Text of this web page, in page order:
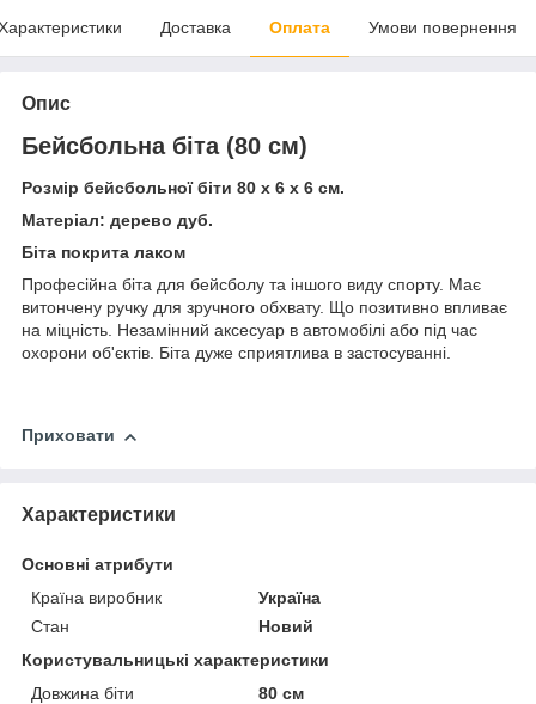
Доставка Оплата Умови повернення
Опис
Бейсбольна біта (80 см)
Розмір бейсбольної біти 80 х 6 х 6 см.
Матеріал: дерево дуб.
Біта покрита лаком
Професійна біта для бейсболу та іншого виду спорту. Має
витончену ручку для зручного обхвату. Що позитивно впливає
на міцність. Незамінний аксесуар в автомобілі або під час
охорони об'єктів. Біта дуже сприятлива в застосуванні.
Приховати
Характеристики
Основні атрибути
Країна виробник
Україна
Стан
Новий
Користувальницькі характеристики
Довжина біти
80 см